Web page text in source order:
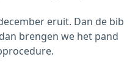
eruit. Dan de bib
brengen we het pand